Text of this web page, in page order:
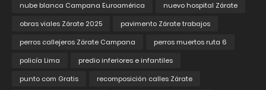
nube blanca Campana Euroamérica
nuevo hospital Zárate
obras viales Zárate 2025
pavimento Zárate trabajos
perros callejeros Zárate Campana
perros muertos ruta 6
policía Lima
predio inferiores e infantiles
punto com Gratis
recomposición calles Zárate